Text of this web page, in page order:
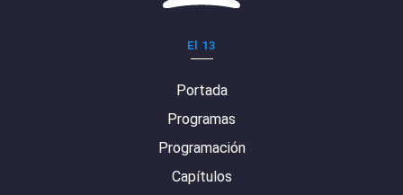
El 13
Portada
Programas
Programación
Capítulos